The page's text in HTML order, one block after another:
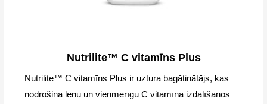
Nutrilite™ C vitamīns Plus
Nutrilite™ C vitamīns Plus ir uztura bagātinātājs, kas
nodrošina lēnu un vienmērīgu C vitamīna izdalīšanos